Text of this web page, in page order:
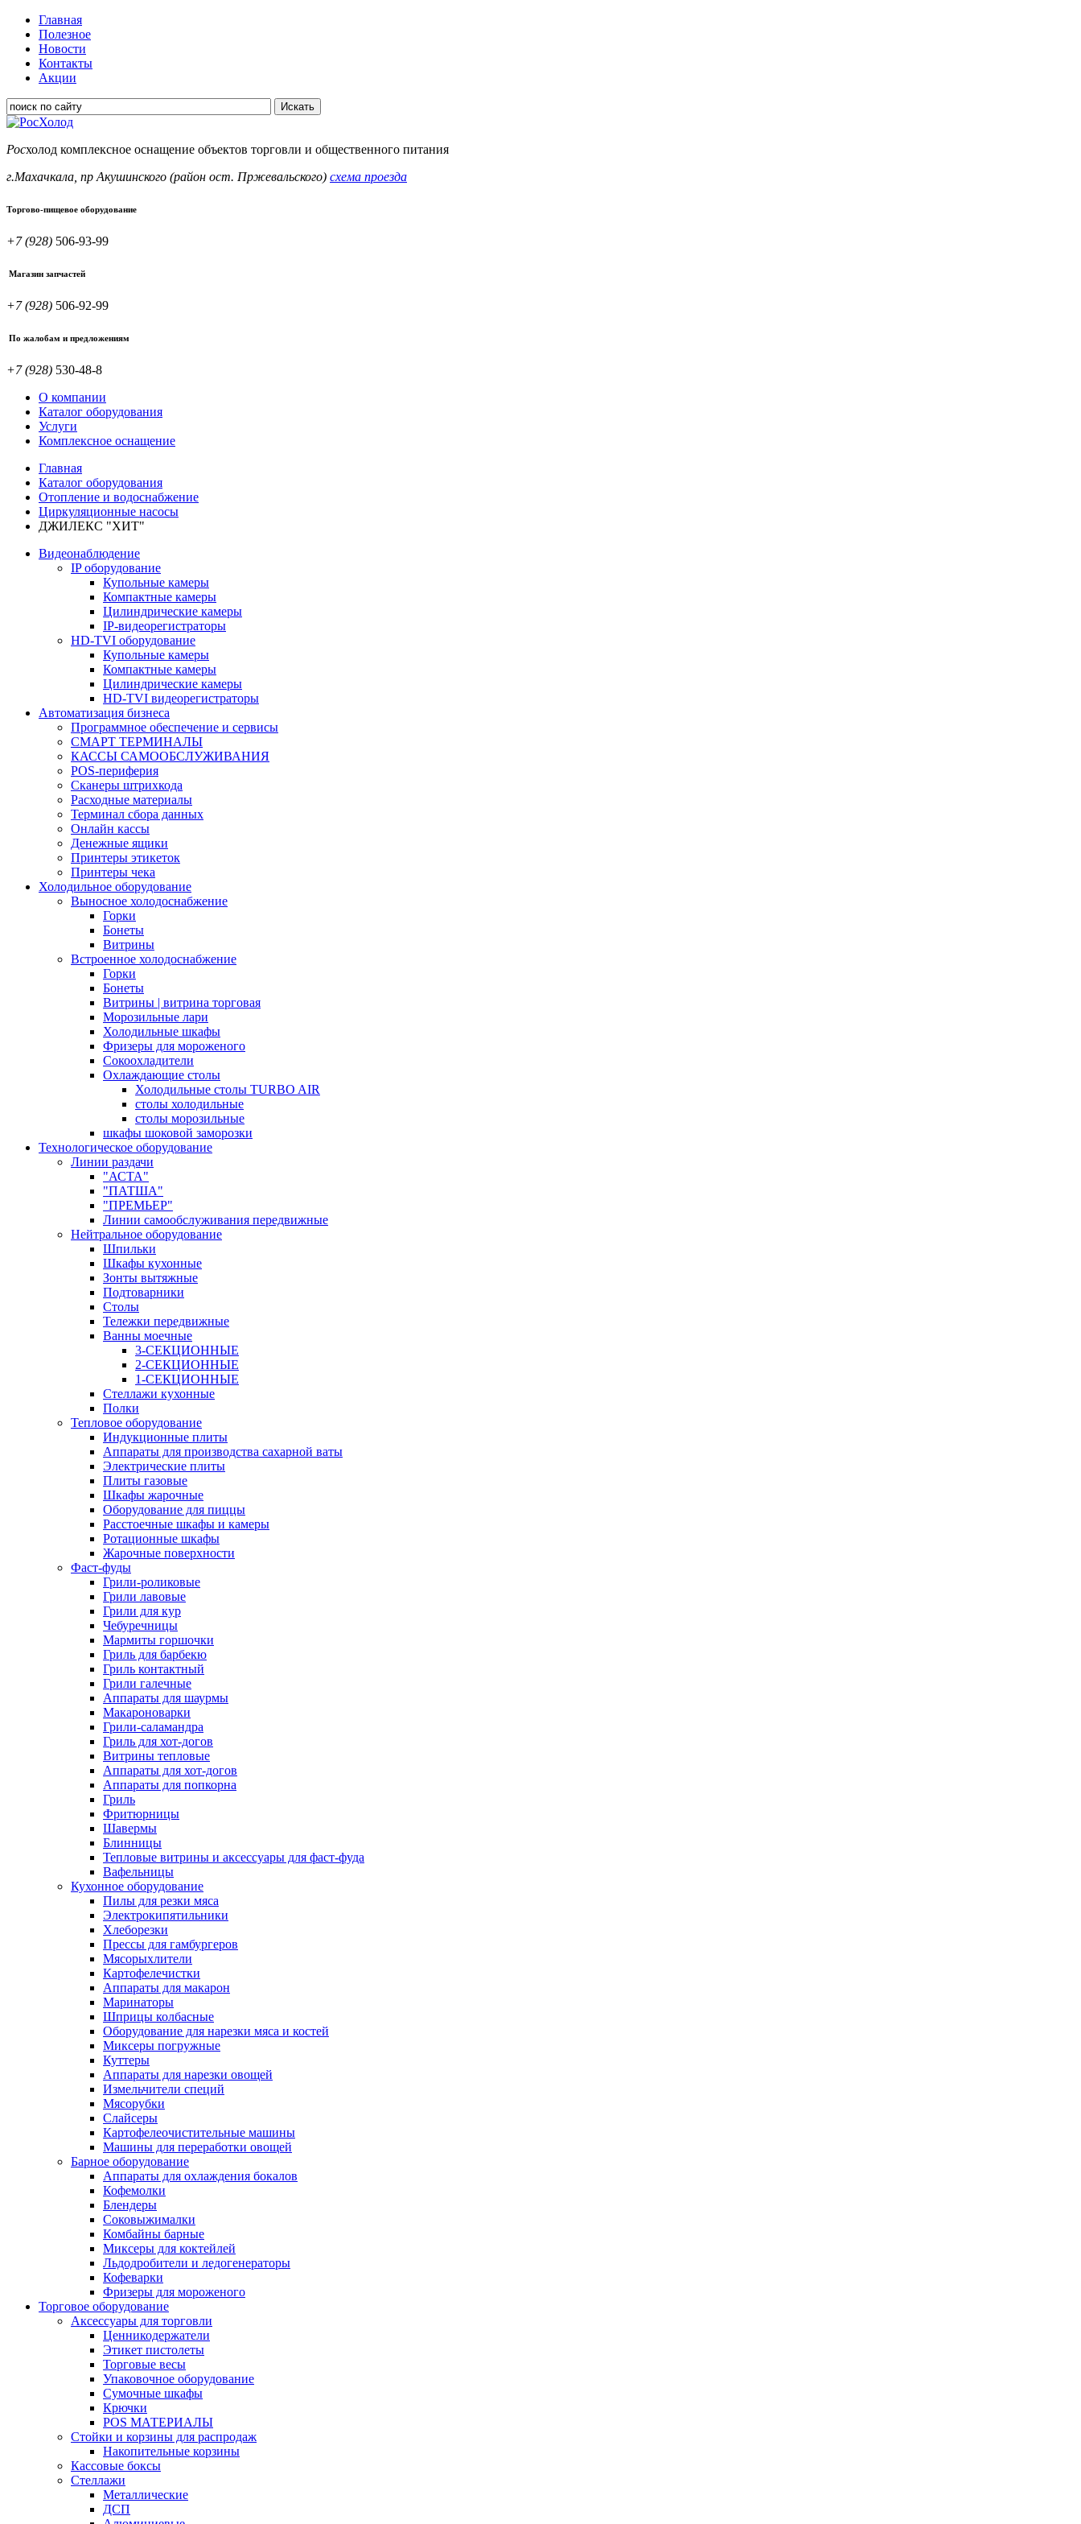
Главная
Полезное
Новости
Контакты
Акции
Искать
Росхолод комплексное оснащение объектов торговли и общественного питания
г.Махачкала, пр Акушинского (район ост. Пржевальского) схема проезда
Торгово-пищевое оборудование
+7 (928) 506-93-99
Магазин запчастей
+7 (928) 506-92-99
По жалобам и предложениям
+7 (928) 530-48-8
О компании
Каталог оборудования
Услуги
Комплексное оснащение
Главная
Каталог оборудования
Отопление и водоснабжение
Циркуляционные насосы
ДЖИЛЕКС "ХИТ"
Видеонаблюдение
IP оборудование
Купольные камеры
Компактные камеры
Цилиндрические камеры
IP-видеорегистраторы
HD-TVI оборудование
Купольные камеры
Компактные камеры
Цилиндрические камеры
HD-TVI видеорегистраторы
Автоматизация бизнеса
Программное обеспечение и сервисы
СМАРТ ТЕРМИНАЛЫ
КАССЫ САМООБСЛУЖИВАНИЯ
POS-периферия
Сканеры штрихкода
Расходные материалы
Терминал сбора данных
Онлайн кассы
Денежные ящики
Принтеры этикеток
Принтеры чека
Холодильное оборудование
Выносное холодоснабжение
Горки
Бонеты
Витрины
Встроенное холодоснабжение
Горки
Бонеты
Витрины | витрина торговая
Морозильные лари
Холодильные шкафы
Фризеры для мороженого
Сокоохладители
Охлаждающие столы
Холодильные столы TURBO AIR
столы холодильные
столы морозильные
шкафы шоковой заморозки
Технологическое оборудование
Линии раздачи
"АСТА"
"ПАТША"
"ПРЕМЬЕР"
Линии самообслуживания передвижные
Нейтральное оборудование
Шпильки
Шкафы кухонные
Зонты вытяжные
Подтоварники
Столы
Тележки передвижные
Ванны моечные
3-СЕКЦИОННЫЕ
2-СЕКЦИОННЫЕ
1-СЕКЦИОННЫЕ
Стеллажи кухонные
Полки
Тепловое оборудование
Индукционные плиты
Аппараты для производства сахарной ваты
Электрические плиты
Плиты газовые
Шкафы жарочные
Оборудование для пиццы
Расстоечные шкафы и камеры
Ротационные шкафы
Жарочные поверхности
Фаст-фуды
Грили-роликовые
Грили лавовые
Грили для кур
Чебуречницы
Мармиты горшочки
Гриль для барбекю
Гриль контактный
Грили галечные
Аппараты для шаурмы
Макароноварки
Грили-саламандра
Гриль для хот-догов
Витрины тепловые
Аппараты для хот-догов
Аппараты для попкорна
Гриль
Фритюрницы
Шавермы
Блинницы
Тепловые витрины и аксессуары для фаст-фуда
Вафельницы
Кухонное оборудование
Пилы для резки мяса
Электрокипятильники
Хлеборезки
Прессы для гамбургеров
Мясорыхлители
Картофелечистки
Аппараты для макарон
Маринаторы
Шприцы колбасные
Оборудование для нарезки мяса и костей
Миксеры погружные
Куттеры
Аппараты для нарезки овощей
Измельчители специй
Мясорубки
Слайсеры
Картофелеочистительные машины
Машины для переработки овощей
Барное оборудование
Аппараты для охлаждения бокалов
Кофемолки
Блендеры
Соковыжималки
Комбайны барные
Миксеры для коктейлей
Льдодробители и ледогенераторы
Кофеварки
Фризеры для мороженого
Торговое оборудование
Аксессуары для торговли
Ценникодержатели
Этикет пистолеты
Торговые весы
Упаковочное оборудование
Сумочные шкафы
Крючки
POS МАТЕРИАЛЫ
Стойки и корзины для распродаж
Накопительные корзины
Кассовые боксы
Стеллажи
Металлические
ДСП